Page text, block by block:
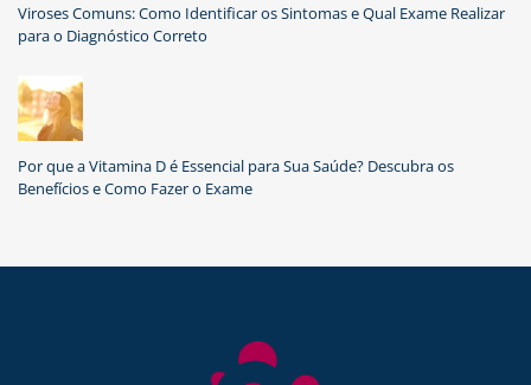
Viroses Comuns: Como Identificar os Sintomas e Qual Exame Realizar
para o Diagnóstico Correto
Por que a Vitamina D é Essencial para Sua Saúde? Descubra os
Benefícios e Como Fazer o Exame